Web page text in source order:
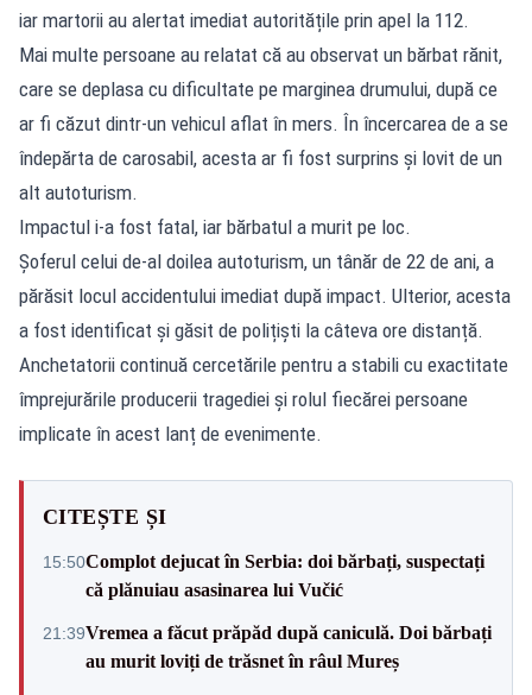
iar martorii au alertat imediat autoritățile prin apel la 112.
Mai multe persoane au relatat că au observat un bărbat rănit,
care se deplasa cu dificultate pe marginea drumului, după ce
ar fi căzut dintr-un vehicul aflat în mers. În încercarea de a se
îndepărta de carosabil, acesta ar fi fost surprins și lovit de un
alt autoturism.
Impactul i-a fost fatal, iar bărbatul a murit pe loc.
Șoferul celui de-al doilea autoturism, un tânăr de 22 de ani, a
părăsit locul accidentului imediat după impact. Ulterior, acesta
a fost identificat și găsit de polițiști la câteva ore distanță.
Anchetatorii continuă cercetările pentru a stabili cu exactitate
împrejurările producerii tragediei și rolul fiecărei persoane
implicate în acest lanț de evenimente.
CITEȘTE ȘI
15:50Complot dejucat în Serbia: doi bărbați, suspectați
că plănuiau asasinarea lui Vučić
21:39Vremea a făcut prăpăd după caniculă. Doi bărbați
au murit loviți de trăsnet în râul Mureș